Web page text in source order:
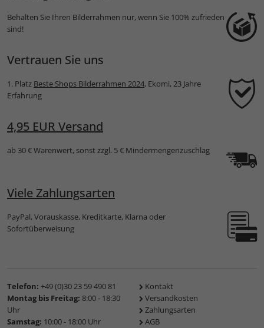
Behalten Sie Ihren Bilderrahmen nur, wenn Sie 100% zufrieden
sind!
Vertrauen Sie uns
1. Platz Beste Shops Bilderrahmen 2024, Ekomi, 23 Jahre
Erfahrung
4,95 EUR Versand
ab 30 € Warenwert, sonst zzgl. 5 € Mindermengenzuschlag
Viele Zahlungsarten
PayPal, Vorauskasse, Kreditkarte, Klarna oder
Sofortüberweisung
Telefon: +49 (0)30 23 59 490 81
Montag bis Freitag: 8:00 - 18:30
Uhr
Samstag: 10:00 - 18:00 Uhr
Kontakt
Versandkosten
Zahlungsarten
AGB